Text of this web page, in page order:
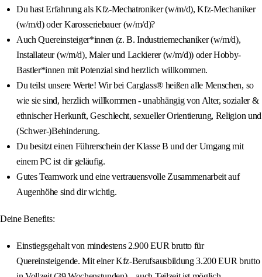
Du hast Erfahrung als Kfz-Mechatroniker (w/m/d), Kfz-Mechaniker
(w/m/d) oder Karosseriebauer (w/m/d)?
Auch Quereinsteiger*innen (z. B. Industriemechaniker (w/m/d),
Installateur (w/m/d), Maler und Lackierer (w/m/d)) oder Hobby-
Bastler*innen mit Potenzial sind herzlich willkommen.
Du teilst unsere Werte! Wir bei Carglass® heißen alle Menschen, so
wie sie sind, herzlich willkommen - unabhängig von Alter, sozialer &
ethnischer Herkunft, Geschlecht, sexueller Orientierung, Religion und
(Schwer-)Behinderung.
Du besitzt einen Führerschein der Klasse B und der Umgang mit
einem PC ist dir geläufig.
Gutes Teamwork und eine vertrauensvolle Zusammenarbeit auf
Augenhöhe sind dir wichtig.
Deine Benefits:
Einstiegsgehalt von mindestens 2.900 EUR brutto für
Quereinsteigende. Mit einer Kfz-Berufsausbildung 3.200 EUR brutto